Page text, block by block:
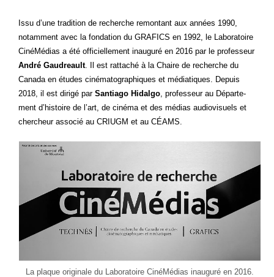
Issu d’une tra­di­tion de recherche remon­tant aux années 1990,
notam­ment avec la fon­da­tion du GRAFICS en 1992, le Labo­ra­toire
Ciné­Mé­dias a été offi­ciel­le­ment inau­gu­ré en 2016 par le pro­fes­seur
André Gau­dreault. Il est rat­ta­ché à la Chaire de recherche du
Cana­da en études ciné­ma­to­gra­phiques et média­tiques. Depuis
2018, il est diri­gé parSan­tia­go Hidal­go , pro­fes­seur au Dépar­te­
ment d’histoire de l’art, de ciné­ma et des médias audio­vi­suels et
cher­cheur asso­cié au CRIUGM et au CÉAMS.
La plaque ori­gi­nale du Labo­ra­toire Ciné­Mé­dias inau­gu­ré en 2016.